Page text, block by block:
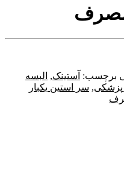
مصرف
برچسب: آستینک, البسه
پزشکی, سر استین یکبار